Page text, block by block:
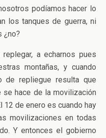
podíamos hacer lo
los tanques de guerra, ni
¿no?
a echarnos pues
montañas, y cuando
de repliegue resulta que
hace de la movilización
12 de enero es cuando hay
movilizaciones en todas
Y entonces el gobierno